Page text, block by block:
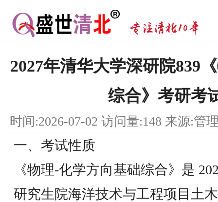
2027年清华大学深研院839
综合》考研考
时间:2026-07-02 访问量:148 来源:管
一、考试性质
《物理-化学方向基础综合》是
研究生院海洋技术与工程项目土